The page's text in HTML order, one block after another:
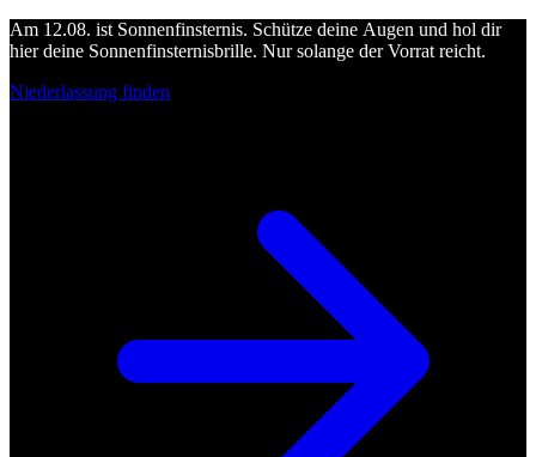
Am 12.08. ist Sonnenfinsternis. Schütze deine Augen und hol dir
hier deine Sonnenfinsternisbrille. Nur solange der Vorrat reicht.
Niederlassung finden